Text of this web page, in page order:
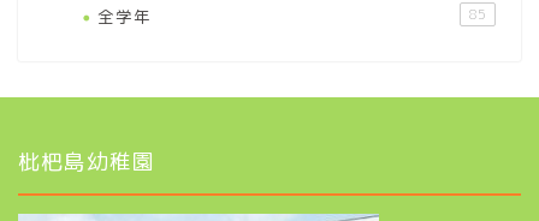
全学年 85
枇杷島幼稚園